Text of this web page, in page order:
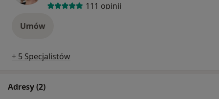
111 opinii
Umów
+ 5 Specjalistów
Adresy (2)